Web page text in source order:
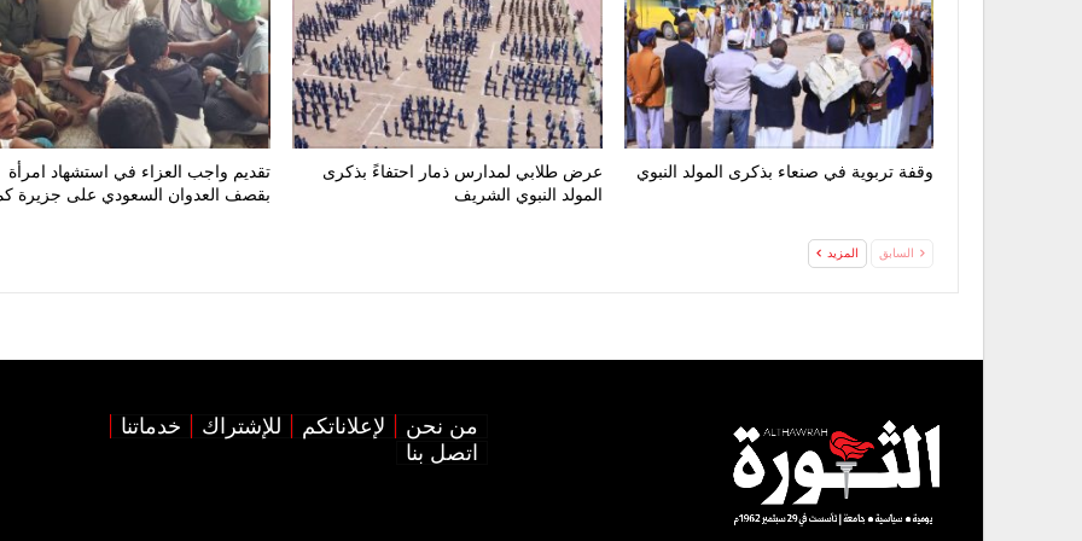
وقفة تربوية في صنعاء بذكرى المولد النبوي
عرض طلابي لمدارس ذمار احتفاءً بذكرى
المولد النبوي الشريف
تقديم واجب العزاء في استشهاد امرأة
بقصف العدوان السعودي على جزيرة
السابق المزيد
من نحن لإعلاناتكم للإشتراك
خدماتنا
اتصل بنا